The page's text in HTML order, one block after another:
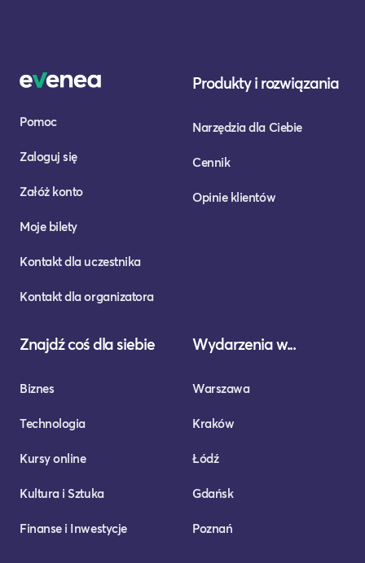
Pomoc
Zaloguj się
Załóż konto
Moje bilety
Kontakt dla uczestnika
Kontakt dla organizatora
Produkty i rozwiązania
Narzędzia dla Ciebie
Cennik
Opinie klientów
Znajdź coś dla siebie
Biznes
Technologia
Kursy online
Kultura i Sztuka
Finanse i Inwestycje
Wydarzenia w...
Warszawa
Kraków
Łódź
Gdańsk
Poznań